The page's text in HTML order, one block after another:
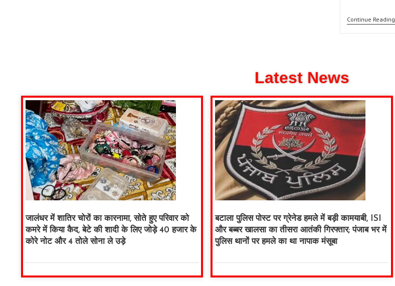
Continue Reading
Latest News
जालंधर में शातिर चोरों का कारनामा, सोते हुए परिवार को
कमरे में किया कैद, बेटे की शादी के लिए जोड़े 40 हजार के
कोरे नोट और 4 तोले सोना ले उड़े
बटाला पुलिस पोस्ट पर ग्रेनेड हमले में बड़ी कामयाबी, ISI
और बब्बर खालसा का तीसरा आतंकी गिरफ्तार; पंजाब भर में
पुलिस थानों पर हमले का था नापाक मंसूबा